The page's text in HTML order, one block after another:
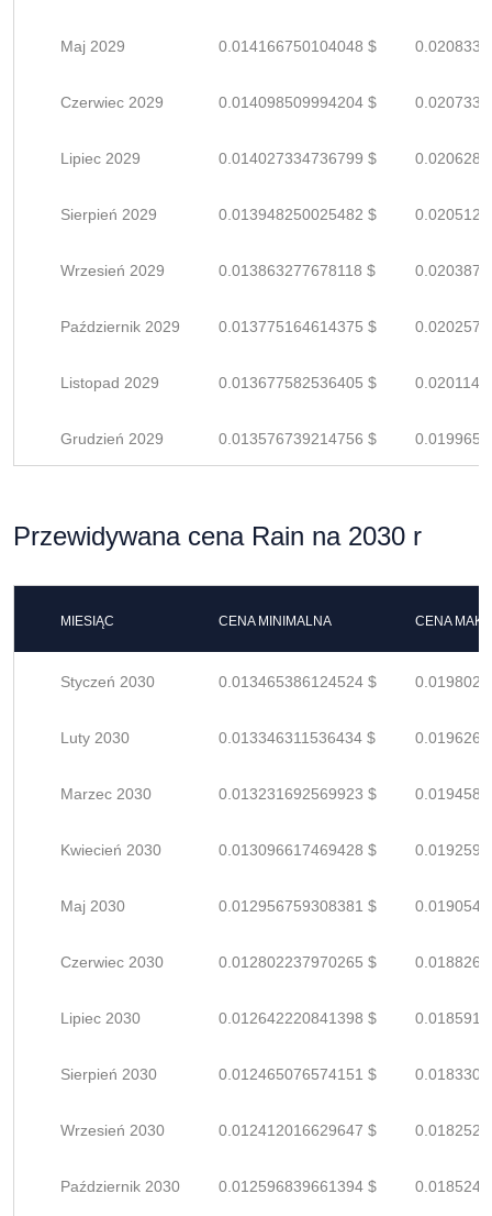
Maj 2029 0.014166750104048 $
Czerwiec 2029 0.014098509994204 $
Lipiec 2029 0.014027334736799 $
Sierpień 2029 0.013948250025482 $
Wrzesień 2029 0.013863277678118 $
Październik 2029 0.013775164614375 $
Listopad 2029 0.013677582536405 $
Grudzień 2029 0.013576739214756 $
Przewidywana cena Rain na 2030 r
MIESIĄC CENA MINIMALNA CENA
Styczeń 2030 0.013465386124524 $
Luty 2030 0.013346311536434 $
Marzec 2030 0.013231692569923 $
Kwiecień 2030 0.013096617469428 $
Maj 2030 0.012956759308381 $
Czerwiec 2030 0.012802237970265 $
Lipiec 2030 0.012642220841398 $
Sierpień 2030 0.012465076574151 $
Wrzesień 2030 0.012412016629647 $
Październik 2030 0.012596839661394 $